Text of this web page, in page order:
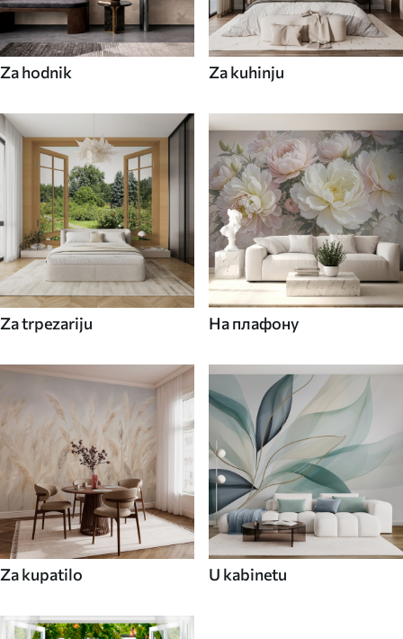
Za hodnik Za kuhinju
Za trpezariju На плафону
Za kupatilo U kabinetu